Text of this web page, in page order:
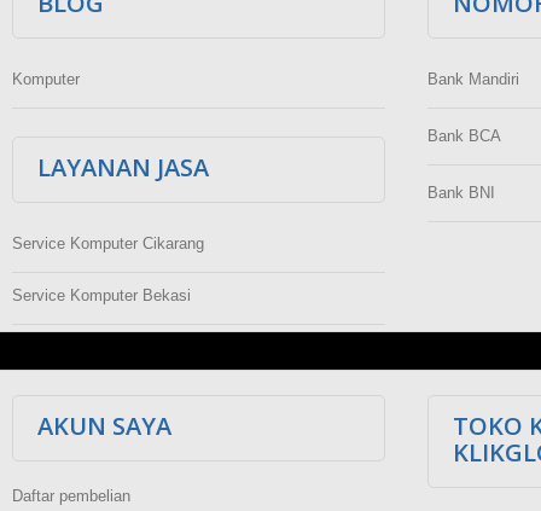
Komputer
LAYANAN JASA
Service Komputer Cikarang
Service Komputer Bekasi
Bank Mandiri
Bank BCA
Bank BNI
AKUN SAYA
Daftar pembelian
TOKO